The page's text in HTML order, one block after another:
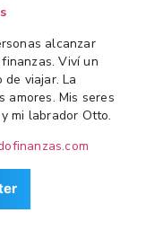
alcanzar
Viví un
viajar. La
amores. Mis seres
mi labrador Otto.